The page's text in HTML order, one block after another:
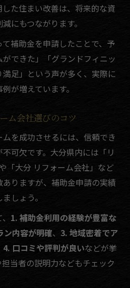
た住まい改善は、将来的な資
にもつながります。
補助金を申請したことで、予
できた」「グランドフィニッ
足」という声が多く、実際に
が増えています。
ム会社選びのコツ
を成功させるには、信頼でき
可欠です。大分県内には「リ
「大分 リフォーム会社」など
りますが、補助金申請の実績
しょう。
1. 補助金利用の経験が豊富な
ン内容が明確、 3. 地域密着でア
4. 口コミや評判が良いなどが挙
当者の説明力などもチェック